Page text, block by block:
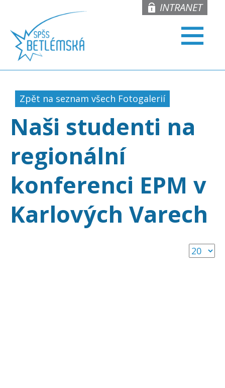
INTRANET
Zpět na seznam všech Fotogalerií
Naši studenti na
regionální
konferenci EPM v
Karlových Varech